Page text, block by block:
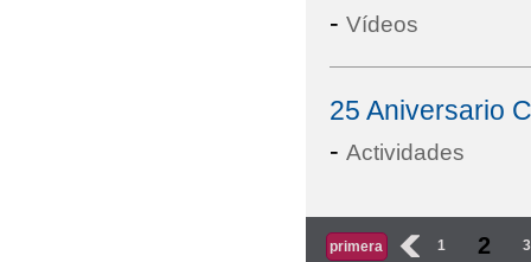
- Vídeos
25 Aniversario
- Actividades
Páginas
primera ‹ 1 2 3